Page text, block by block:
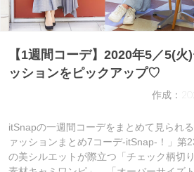
【1週間コーデ】2020年5／5(
ッションをピックアップ♡
作成：
itSnapの一週間コーデをまとめて見られ
ァッションまとめ7コーデ-itSnap-！」
の美シルエットが際立つ「チェック柄切